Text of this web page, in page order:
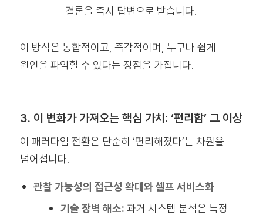
결론을 즉시 답변으로 받습니다.
이 방식은 통합적이고, 즉각적이며, 누구나 쉽게
원인을 파악할 수 있다는 장점을 가집니다.
3. 이 변화가 가져오는 핵심 가치: ‘편리함’ 그 이상
이 패러다임 전환은 단순히 ‘편리해졌다’는 차원을
넘어섭니다.
관찰 가능성의 접근성 확대와 셀프 서비스화
기술 장벽 해소: 과거 시스템 분석은 특정